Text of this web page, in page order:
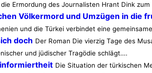
Ermordung des Journalisten Hrant Dink
Völkermord und Umzügen in die
und die Türkei verbindet eine
doch Der Roman Die vierzig Tage des
und jüdischer Tragödie schlägt….
Die Situation der türkischen